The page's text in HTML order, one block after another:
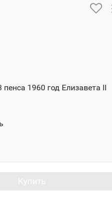
1960 год Елизавета II